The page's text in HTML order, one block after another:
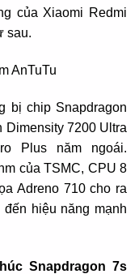
của Xiaomi Redmi
sau.
AnTuTu
bị chip Snapdragon
Dimensity 7200 Ultra
Plus năm ngoái.
của TSMC, CPU 8
Adreno 710 cho ra
hiệu năng mạnh
Snapdragon 7s